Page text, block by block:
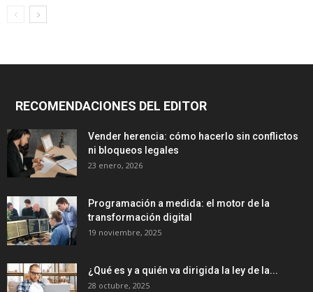
RECOMENDACIONES DEL EDITOR
Vender herencia: cómo hacerlo sin conflictos
ni bloqueos legales
23 enero, 2026
Programación a medida: el motor de la
transformación digital
19 noviembre, 2025
¿Qué es y a quién va dirigida la ley de la...
28 octubre, 2025